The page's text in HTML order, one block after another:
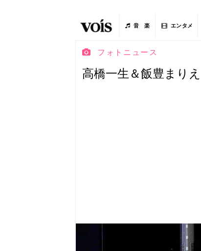
音 楽 エンタメ
フォトニュース
高橋一生＆飯豊まりえ